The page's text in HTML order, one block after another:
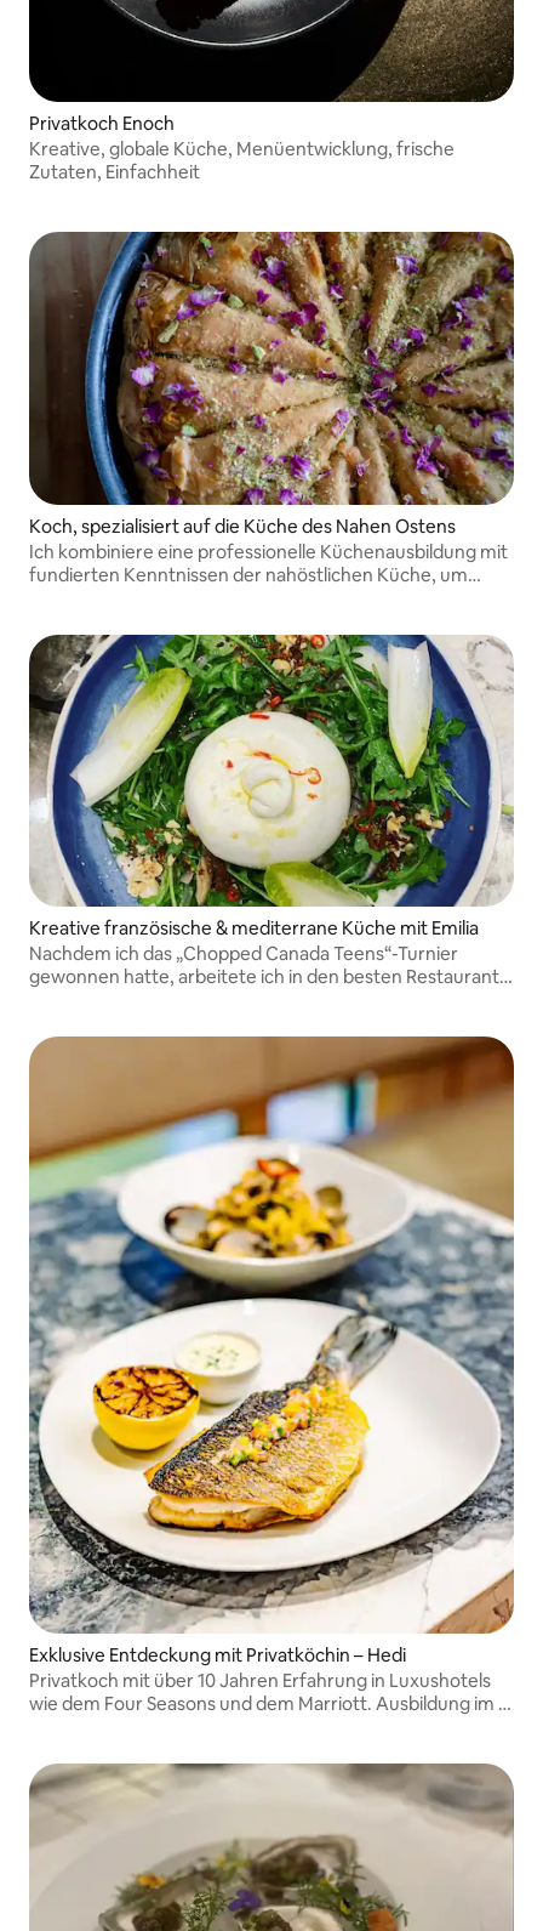
Privatkoch Enoch
Kreative, globale Küche, Menüentwicklung, frische
Zutaten, Einfachheit
Koch, spezialisiert auf die Küche des Nahen Ostens
Ich kombiniere eine professionelle Küchenausbildung mit
fundierten Kenntnissen der nahöstlichen Küche, um
Kreative französische & mediterrane Küche mit Emilia
Nachdem ich das „Chopped Canada Teens“-Turnier
gewonnen hatte, arbeitete ich in den besten Restaurants
Exklusive Entdeckung mit Privatköchin – Hedi
Privatkoch mit über 10 Jahren Erfahrung in Luxushotels
wie dem Four Seasons und dem Marriott. Ausbildung im .